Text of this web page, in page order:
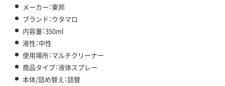
メーカー：東邦
ブランド：ウタマロ
内容量：350ml
液性：中性
使用場所：マルチクリーナー
商品タイプ：液体スプレー
本体/詰め替え：詰替